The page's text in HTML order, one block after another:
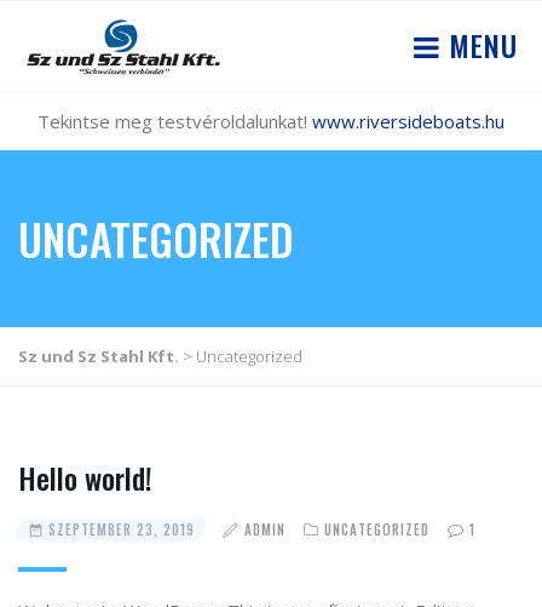
MENU
Tekintse meg testvéroldalunkat! www.riversideboats.hu
UNCATEGORIZED
Sz und Sz Stahl Kft. > Uncategorized
Hello world!
SZEPTEMBER 23, 2019 ADMIN UNCATEGORIZED 1